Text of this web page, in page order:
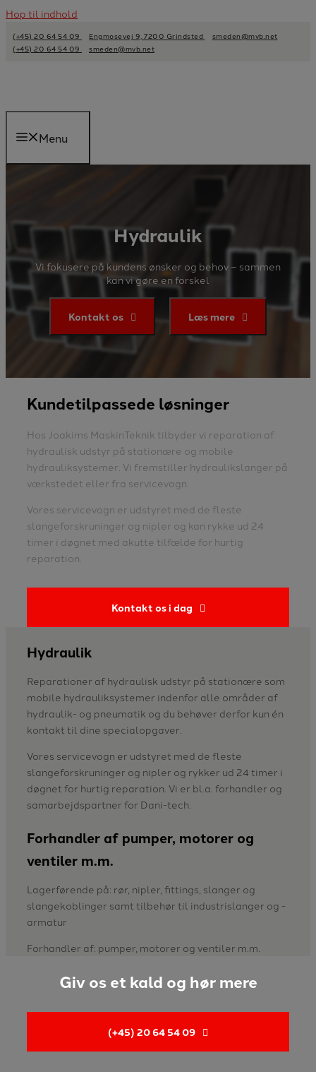
Hop til indhold
(+45) 20 64 54 09 Engmosevej 9, 7200 Grindsted
smeden@mvb.net
(+45) 20 64 54 09
smeden@mvb.net
Menu
Hydraulik
Vi fokusere på kundens ønsker og behov – sammen
kan vi gøre en forskel
Kontakt os Læs mere
Kundetilpassede løsninger
Hos Joakims MaskinTeknik tilbyder vi reparation af
hydraulisk udstyr på stationære og mobile
hydrauliksystemer. Vi fremstiller hydraulikslanger på
værkstedet eller fra servicevogn.
Vores servicevogn er udstyret med de fleste
slangeforskruninger og nipler og kan rykke ud 24
timer i døgnet med akutte tilfælde for hurtig
reparation.
Kontakt os i dag
​Hydraulik
Reparationer af hydraulisk udstyr på stationære som
mobile hydrauliksystemer indenfor alle områder af
hydraulik- og pneumatik og du behøver derfor kun én
kontakt til dine specialopgaver.
Vores servicevogn er udstyret med de fleste
slangeforskruninger og nipler og rykker ud 24 timer i
døgnet for hurtig reparation. Vi er bl.a. forhandler og
samarbejdspartner for Dani-tech.
Forhandler af pumper, motorer og
ventiler m.m.
Lagerførende på: rør, nipler, fittings, slanger og
slangekoblinger samt tilbehør til industrislanger og -
armatur
Forhandler af: pumper, motorer og ventiler m.m.
Giv os et kald og hør mere
(+45) 20 64 54 09